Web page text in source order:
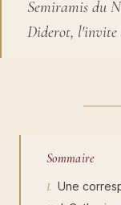
Semiramis du
Diderot, l'invite
Sommaire
Une